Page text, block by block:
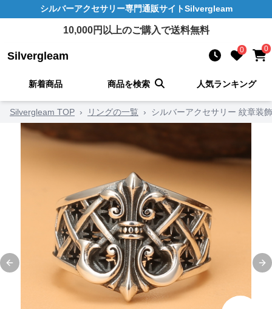
シルバーアクセサリー専門通販サイトSilvergleam
10,000円以上のご購入で送料無料
Silvergleam 0 0
新着商品 商品を検索 人気ランキング
Silvergleam TOP › リングの一覧 › シルバーアクセサリー 紋章装
Previous slide